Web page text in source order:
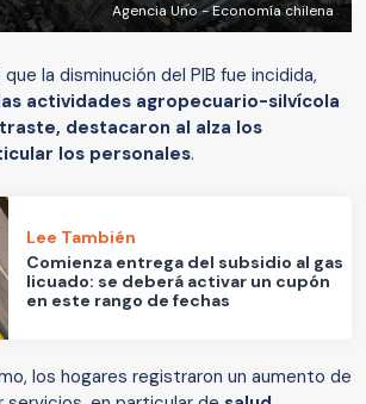
Agencia Uno - Economía chilena
la disminución del PIB fue incidida,
actividades agropecuario-silvícola
destacaron al alza los
los personales.
Lee También
Comienza entrega del subsidio al gas
licuado: se deberá activar un cupón
en este rango de fechas
los hogares registraron un aumento de